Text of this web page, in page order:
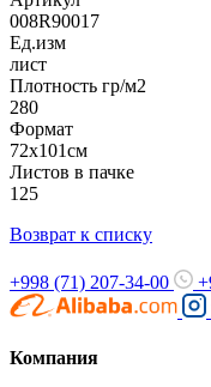
008R90017
Ед.изм
лист
Плотность гр/м2
280
Формат
72х101см
Листов в пачке
125
Возврат к списку
+998 (71) 207-34-00
Компания